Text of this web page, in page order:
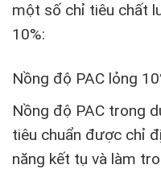
một số chỉ tiêu chất
10%:
Nồng độ PAC lỏng
Nồng độ PAC trong
tiêu chuẩn được chỉ
năng kết tụ và làm